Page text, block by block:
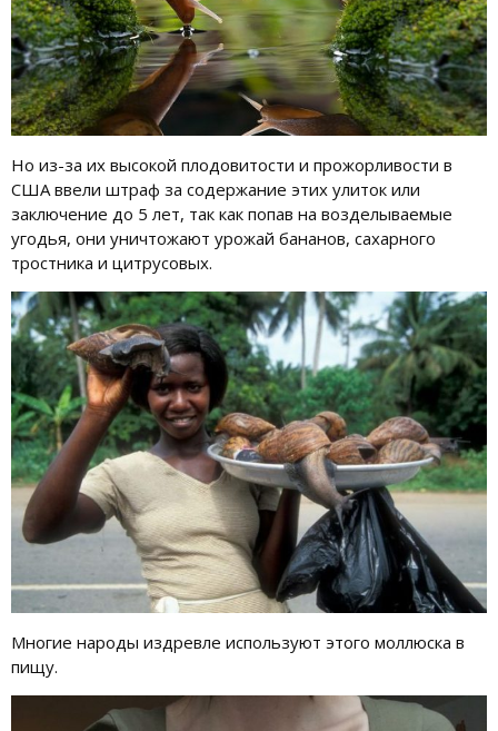
Но из-за их высокой плодовитости и прожорливости в
США ввели штраф за содержание этих улиток или
заключение до 5 лет, так как попав на возделываемые
угодья, они уничтожают урожай бананов, сахарного
тростника и цитрусовых.
Многие народы издревле используют этого моллюска в
пищу.